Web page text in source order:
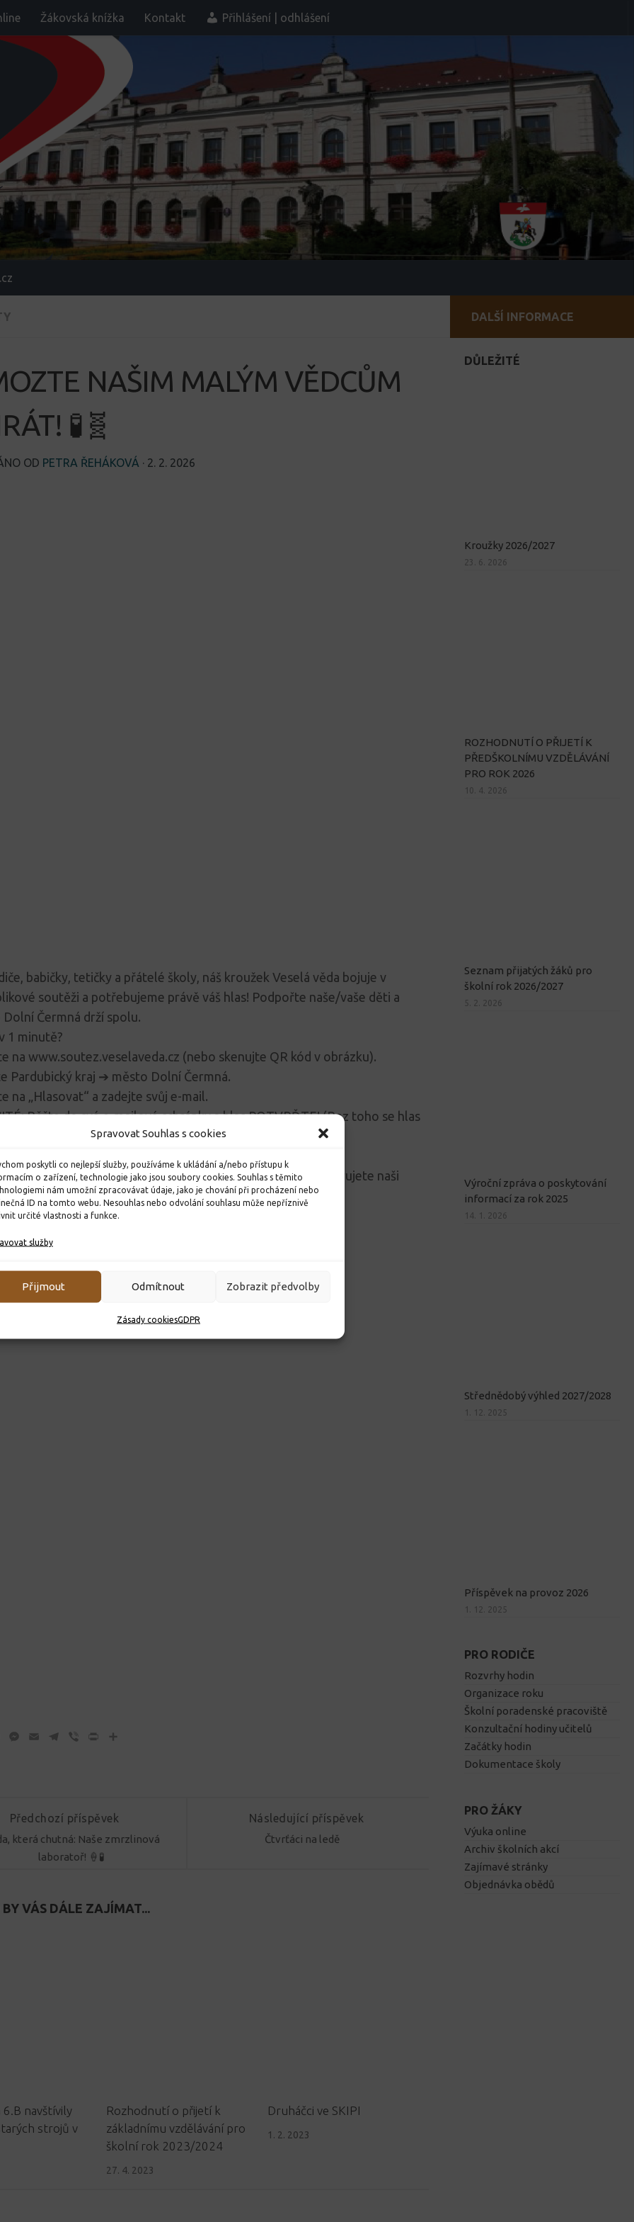
Spravovat Souhlas s cookies
poskytli co nejlepší služby, používáme k ukládání a/nebo přístupu k
o zařízení, technologie jako jsou soubory cookies. Souhlas s těmito
nám umožní zpracovávat údaje, jako je chování při procházení nebo
ID na tomto webu. Nesouhlas nebo odvolání souhlasu může nepříznivě
určité vlastnosti a funkce.
služby
Přijmout Odmítnout Zobrazit předvolby
Zásady cookiesGDPR
Žákovská knížka Kontakt Přihlášení | odhlášení
NAŠIM MALÝM VĚDCŮM
🧪🧬
OD PETRA ŘEHÁKOVÁ · 2. 2. 2026
babičky, tetičky a přátelé školy, náš kroužek Veselá věda bojuje v
soutěži a potřebujeme právě váš hlas! Podpořte naše/vaše děti a
Dolní Čermná drží spolu.
1 minutě?
na www.soutez.veselaveda.cz (nebo skenujte QR kód v obrázku).
Pardubický kraj ➔ město Dolní Čermná.
na „Hlasovat“ a zadejte svůj e-mail.
Běžte do své e-mailové schránky a hlas POTVRĎTE! (Bez toho se hlas
📩).
od 2. 2. do 15. 2. 2026.
nás posouvá k vítězství. Děkujeme, že držíte s námi a podporujete naši
WhatsApp
Messenger
Email Telegram
Viber Print
Následující příspěvek
Čtvrťáci na ledě
Předchozí příspěvek
která chutná: Naše zmrzlinová
laboratoř! 🍦🧪
VÁS DÁLE ZAJÍMAT...
6.B navštívily
strojů v
Rozhodnutí o přijetí k
základnímu vzdělávání pro
školní rok 2023/2024
27. 4. 2023
Druháčci ve SKIPI
1. 2. 2023
DALŠÍ INFORMACE
DŮLEŽITÉ
Kroužky 2026/2027
23. 6. 2026
ROZHODNUTÍ O PŘIJETÍ K
PŘEDŠKOLNÍMU VZDĚLÁVÁNÍ
PRO ROK 2026
10. 4. 2026
Seznam přijatých žáků pro
školní rok 2026/2027
5. 2. 2026
Výroční zpráva o poskytování
informací za rok 2025
14. 1. 2026
Střednědobý výhled 2027/2028
1. 12. 2025
Příspěvek na provoz 2026
1. 12. 2025
PRO RODIČE
Rozvrhy hodin
Organizace roku
Školní poradenské pracoviště
Konzultační hodiny učitelů
Začátky hodin
Dokumentace školy
PRO ŽÁKY
Výuka online
Archiv školních akcí
Zajímavé stránky
Objednávka obědů